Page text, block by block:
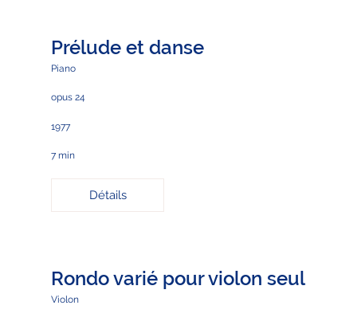
Prélude et danse
Piano
opus 24
1977
7 min
Détails
Rondo varié pour violon seul
Violon